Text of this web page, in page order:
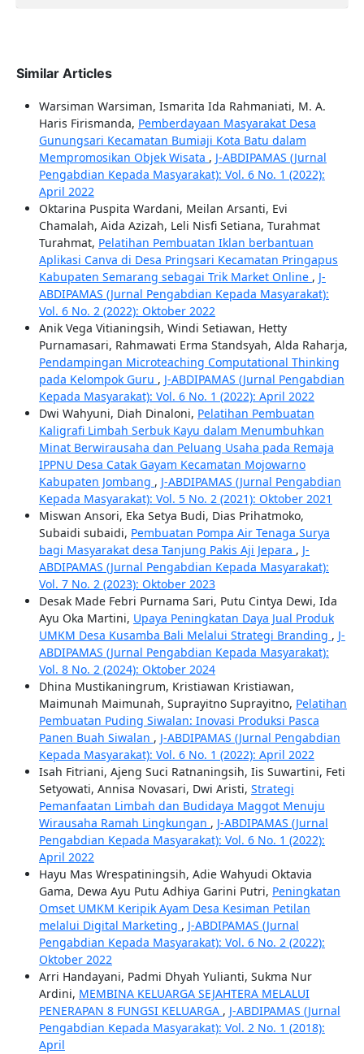
Similar Articles
Warsiman Warsiman, Ismarita Ida Rahmaniati, M. A.
Haris Firismanda, Pemberdayaan Masyarakat Desa
Gunungsari Kecamatan Bumiaji Kota Batu dalam
Mempromosikan Objek Wisata , J-ABDIPAMAS (Jurnal
Pengabdian Kepada Masyarakat): Vol. 6 No. 1 (2022):
April 2022
Oktarina Puspita Wardani, Meilan Arsanti, Evi
Chamalah, Aida Azizah, Leli Nisfi Setiana, Turahmat
Turahmat, Pelatihan Pembuatan Iklan berbantuan
Aplikasi Canva di Desa Pringsari Kecamatan Pringapus
Kabupaten Semarang sebagai Trik Market Online , J-
ABDIPAMAS (Jurnal Pengabdian Kepada Masyarakat):
Vol. 6 No. 2 (2022): Oktober 2022
Anik Vega Vitianingsih, Windi Setiawan, Hetty
Purnamasari, Rahmawati Erma Standsyah, Alda Raharja,
Pendampingan Microteaching Computational Thinking
pada Kelompok Guru , J-ABDIPAMAS (Jurnal Pengabdian
Kepada Masyarakat): Vol. 6 No. 1 (2022): April 2022
Dwi Wahyuni, Diah Dinaloni, Pelatihan Pembuatan
Kaligrafi Limbah Serbuk Kayu dalam Menumbuhkan
Minat Berwirausaha dan Peluang Usaha pada Remaja
IPPNU Desa Catak Gayam Kecamatan Mojowarno
Kabupaten Jombang , J-ABDIPAMAS (Jurnal Pengabdian
Kepada Masyarakat): Vol. 5 No. 2 (2021): Oktober 2021
Miswan Ansori, Eka Setya Budi, Dias Prihatmoko,
Subaidi subaidi, Pembuatan Pompa Air Tenaga Surya
bagi Masyarakat desa Tanjung Pakis Aji Jepara , J-
ABDIPAMAS (Jurnal Pengabdian Kepada Masyarakat):
Vol. 7 No. 2 (2023): Oktober 2023
Desak Made Febri Purnama Sari, Putu Cintya Dewi, Ida
Ayu Oka Martini, Upaya Peningkatan Daya Jual Produk
UMKM Desa Kusamba Bali Melalui Strategi Branding , J-
ABDIPAMAS (Jurnal Pengabdian Kepada Masyarakat):
Vol. 8 No. 2 (2024): Oktober 2024
Dhina Mustikaningrum, Kristiawan Kristiawan,
Maimunah Maimunah, Suprayitno Suprayitno, Pelatihan
Pembuatan Puding Siwalan: Inovasi Produksi Pasca
Panen Buah Siwalan , J-ABDIPAMAS (Jurnal Pengabdian
Kepada Masyarakat): Vol. 6 No. 1 (2022): April 2022
Isah Fitriani, Ajeng Suci Ratnaningsih, Iis Suwartini, Feti
Setyowati, Annisa Novasari, Dwi Aristi, Strategi
Pemanfaatan Limbah dan Budidaya Maggot Menuju
Wirausaha Ramah Lingkungan , J-ABDIPAMAS (Jurnal
Pengabdian Kepada Masyarakat): Vol. 6 No. 1 (2022):
April 2022
Hayu Mas Wrespatiningsih, Adie Wahyudi Oktavia
Gama, Dewa Ayu Putu Adhiya Garini Putri, Peningkatan
Omset UMKM Keripik Ayam Desa Kesiman Petilan
melalui Digital Marketing , J-ABDIPAMAS (Jurnal
Pengabdian Kepada Masyarakat): Vol. 6 No. 2 (2022):
Oktober 2022
Arri Handayani, Padmi Dhyah Yulianti, Sukma Nur
Ardini, MEMBINA KELUARGA SEJAHTERA MELALUI
PENERAPAN 8 FUNGSI KELUARGA , J-ABDIPAMAS (Jurnal
Pengabdian Kepada Masyarakat): Vol. 2 No. 1 (2018):
April